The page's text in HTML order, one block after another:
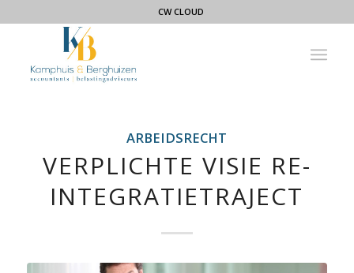
CW CLOUD
ARBEIDSRECHT
VERPLICHTE VISIE RE-
INTEGRATIETRAJECT